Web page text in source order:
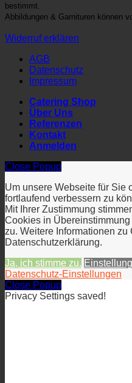
bestimmt.
Abbildungen & Garnituren können
Widerruf erklären
AGB
Datenschutz
Impressum
Catering Shop
Über Uns
Referenzen
Kontakt
Anmelden
Close Popup
Um unsere Webseite für Sie
fortlaufend verbessern zu
Mit Ihrer Zustimmung
Cookies in
zu. Weitere Informationen
Datenschutzerklärung.
Ja, ich stimme zu.
Datenschutz-Einstellungen
Close Popup
Privacy Settings saved!